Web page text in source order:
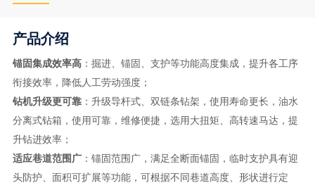
产品介绍
锚固集成效率高：掘进、锚固、支护等功能高度集成，提升各工序
衔接效率，降低人工劳动强度；
钻机升级更可靠：升级导杆式、双链条钻架，使用寿命更长，油水
分离式钻箱，使用可靠，维修便捷，选用大扭矩、高转速马达，提
升钻进效率；
适应巷道范围广：锚固范围广，满足全断面锚固，临时支护具有迎
头防护、面积可扩展等功能，可根据不同巷道高度、形状进行定